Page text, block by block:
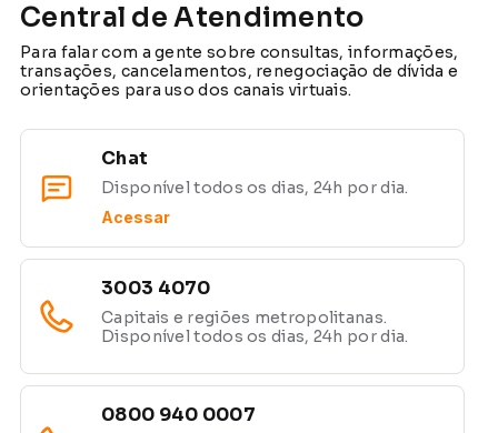
Central de Atendimento
Para falar com a gente sobre consultas, informações,
transações, cancelamentos, renegociação de dívida e
orientações para uso dos canais virtuais.
Chat
Disponível todos os dias, 24h por dia.
Acessar
3003 4070
Capitais e regiões metropolitanas.
Disponível todos os dias, 24h por dia.
0800 940 0007